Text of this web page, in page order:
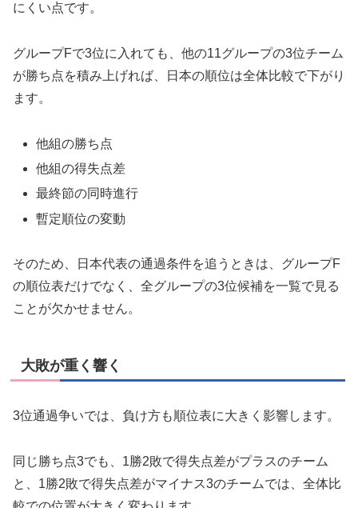
にくい点です。
グループFで3位に入れても、他の11グループの3位チーム
が勝ち点を積み上げれば、日本の順位は全体比較で下がり
ます。
他組の勝ち点
他組の得失点差
最終節の同時進行
暫定順位の変動
そのため、日本代表の通過条件を追うときは、グループF
の順位表だけでなく、全グループの3位候補を一覧で見る
ことが欠かせません。
大敗が重く響く
3位通過争いでは、負け方も順位表に大きく影響します。
同じ勝ち点3でも、1勝2敗で得失点差がプラスのチーム
と、1勝2敗で得失点差がマイナス3のチームでは、全体比